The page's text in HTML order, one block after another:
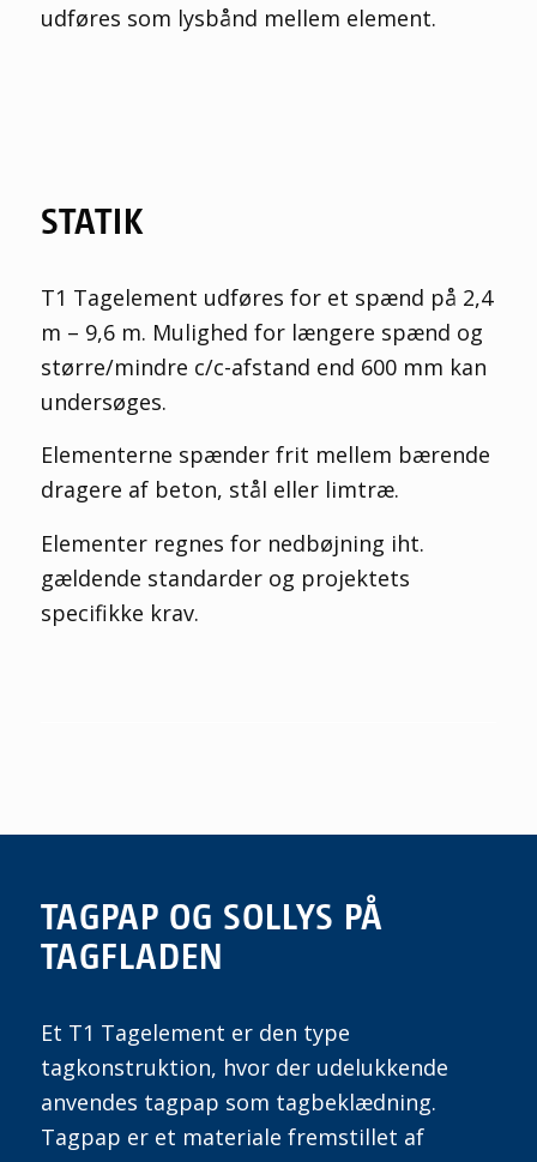
udføres som lysbånd mellem element.
STATIK
T1 Tagelement udføres for et spænd på 2,4
m – 9,6 m. Mulighed for længere spænd og
større/mindre c/c-afstand end 600 mm kan
undersøges.
Elementerne spænder frit mellem bærende
dragere af beton, stål eller limtræ.
Elementer regnes for nedbøjning iht.
gældende standarder og projektets
specifikke krav.
TAGPAP OG SOLLYS PÅ
TAGFLADEN
Et T1 Tagelement er den type
tagkonstruktion, hvor der udelukkende
anvendes tagpap som tagbeklædning.
Tagpap er et materiale fremstillet af